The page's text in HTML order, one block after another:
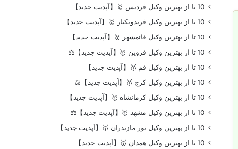
10 تا از بهترین وکیل فردیس 🥇【آپدیت جدید】
10 تا از بهترین وکیل فریدونکنار 🥇【آپدیت جدید】
10 تا از بهترین وکیل قائمشهر 🥇【آپدیت جدید】
10 تا از بهترین وکیل قزوین 🥇【آپدیت جدید】⚖️
10 تا از بهترین وکیل قم 🥇【آپدیت جدید】
10 تا از بهترین وکیل کرج 🥇【آپدیت جدید】⚖️
10 تا از بهترین وکیل کرمانشاه 🥇【آپدیت جدید】
10 تا از بهترین وکیل مشهد 🥇【آپدیت جدید】⚖️
10 تا از بهترین وکیل نور مازندران 🥇【آپدیت جدید】
10 تا از بهترین وکیل همدان 🥇【آپدیت جدید】